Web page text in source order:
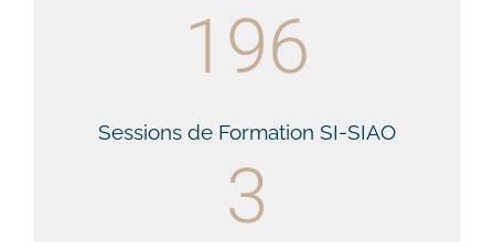
196
Sessions de Formation SI-SIAO
3